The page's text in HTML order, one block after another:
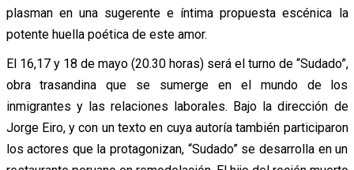
plasman en una sugerente e íntima propuesta escénica la
potente huella poética de este amor.
El 16,17 y 18 de mayo (20.30 horas) será el turno de “Sudado”,
obra trasandina que se sumerge en el mundo de los
inmigrantes y las relaciones laborales. Bajo la dirección de
Jorge Eiro, y con un texto en cuya autoría también participaron
los actores que la protagonizan, “Sudado” se desarrolla en un